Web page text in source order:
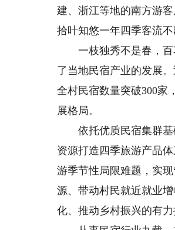
建、浙江等地的南方游
拾叶知悠一年四季客流
一枝独秀不是春，百
了当地民宿产业的发展
全村民宿数量突破300家
展格局。
依托优质民宿集群基
资源打造四季旅游产品
游季节性局限难题，实
源、带动村民就近就业
化、推动乡村振兴的有力